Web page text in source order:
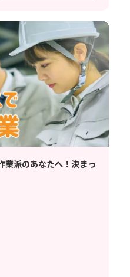
業派のあなたへ！決まっ